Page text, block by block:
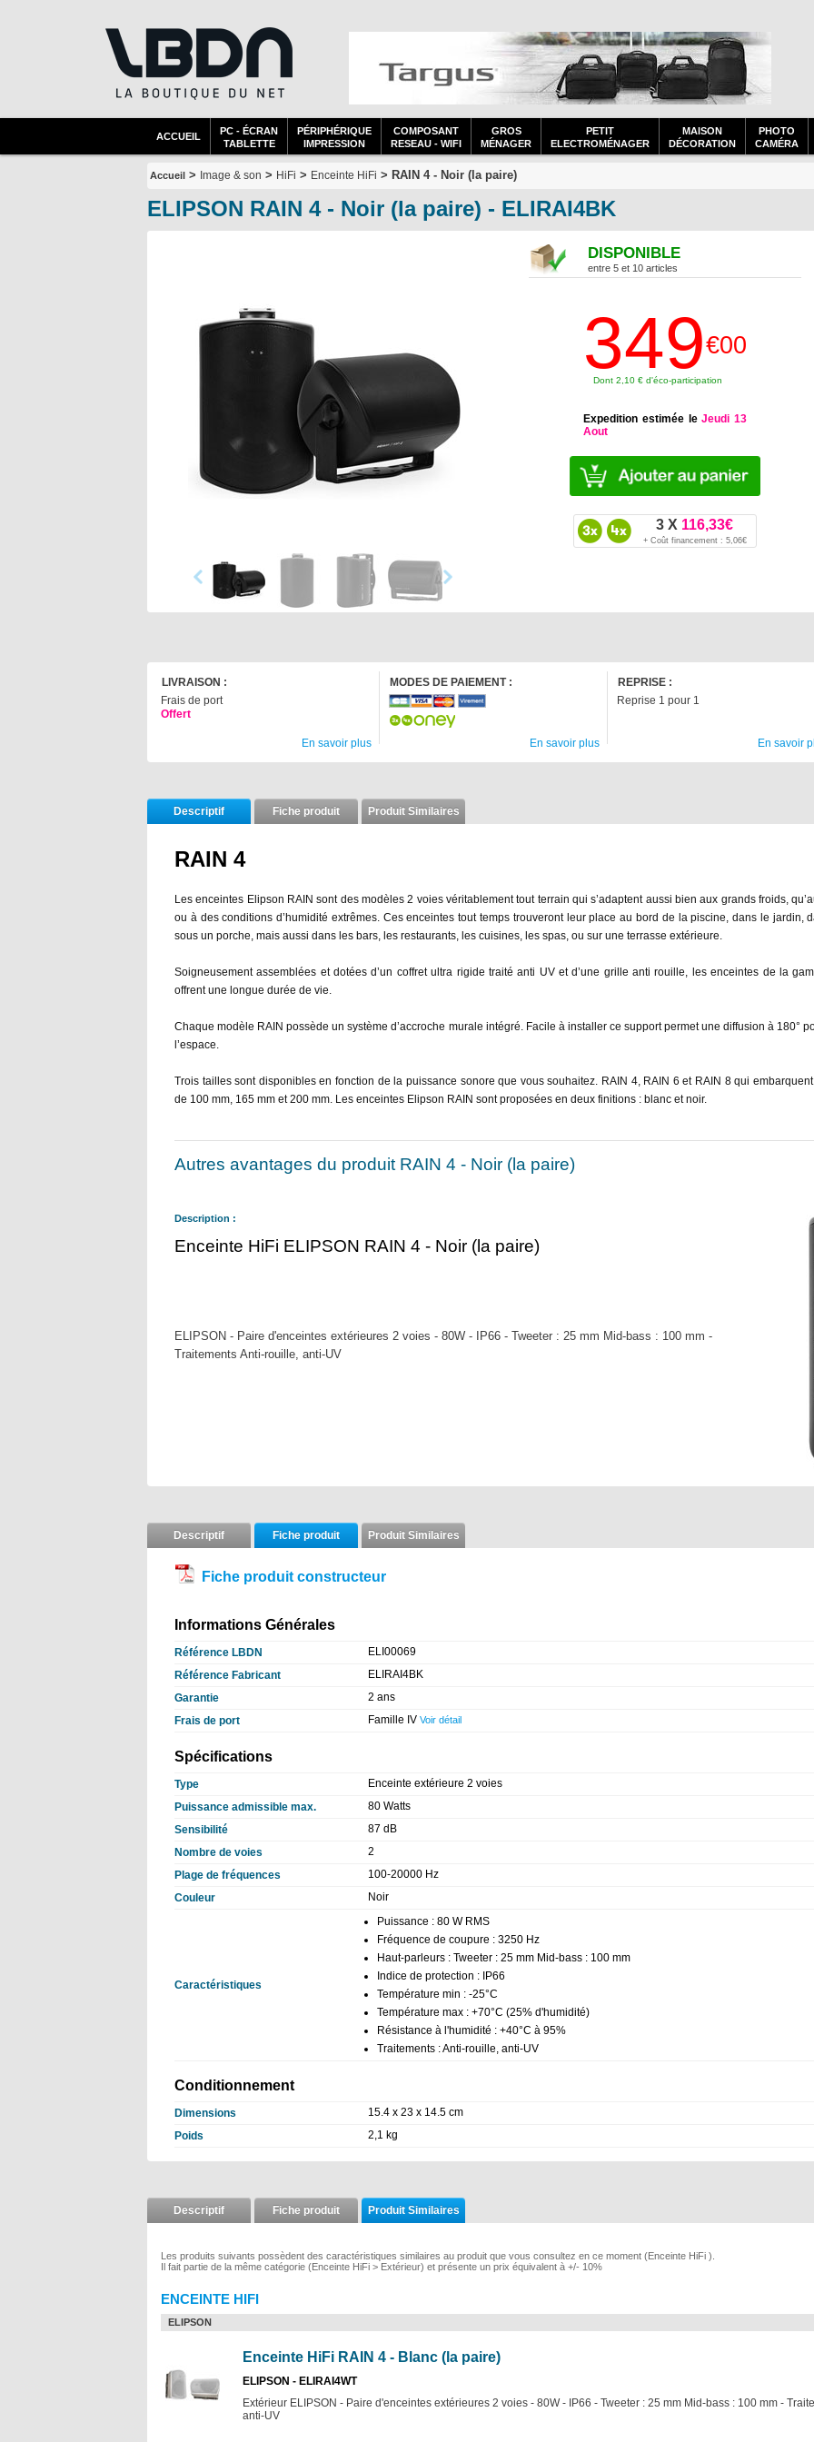
ACCUEIL
PC - ÉCRAN
TABLETTE
PÉRIPHÉRIQUE
IMPRESSION
COMPOSANT
RESEAU - WIFI
GROS
MÉNAGER
PETIT
ELECTROMÉNAGER
MAISON
DÉCORATION
PHOTO
CAMÉRA
Accueil > Image & son > HiFi > Enceinte HiFi > RAIN 4 - Noir (la paire)
ELIPSON RAIN 4 - Noir (la paire) - ELIRAI4BK
DISPONIBLE
entre 5 et 10 articles
349€00
Dont 2,10 € d'éco-participation
Expedition estimée leJeudi 13
Aout
3 X 116,33€
+ Coût financement : 5,06€
LIVRAISON :
Frais de port
Offert
En savoir plus
MODES DE PAIEMENT :
En savoir plus
REPRISE :
Reprise 1 pour 1
En savoir
Descriptif Fiche produit Produit Similaires
RAIN 4
Les enceintes Elipson RAIN sont des modèles 2 voies véritablement tout terrain qui s’adaptent aussi bien aux grands froids,
ou à des conditions d’humidité extrêmes. Ces enceintes tout temps trouveront leur place au bord de la piscine, dans le jardin,
sous un porche, mais aussi dans les bars, les restaurants, les cuisines, les spas, ou sur une terrasse extérieure.
Soigneusement assemblées et dotées d’un coffret ultra rigide traité anti UV et d’une grille anti rouille, les enceintes de la
offrent une longue durée de vie.
Chaque modèle RAIN possède un système d’accroche murale intégré. Facile à installer ce support permet une diffusion à 180°
l’espace.
Trois tailles sont disponibles en fonction de la puissance sonore que vous souhaitez. RAIN 4, RAIN 6 et RAIN 8 qui
de 100 mm, 165 mm et 200 mm. Les enceintes Elipson RAIN sont proposées en deux finitions : blanc et noir.
Autres avantages du produit RAIN 4 - Noir (la paire)
Description :
Enceinte HiFi ELIPSON RAIN 4 - Noir (la paire)
ELIPSON - Paire d'enceintes extérieures 2 voies - 80W - IP66 - Tweeter : 25 mm Mid-bass : 100 mm -
Traitements Anti-rouille, anti-UV
Descriptif Fiche produit Produit Similaires
Fiche produit constructeur
Informations Générales
Référence LBDN
ELI00069
Référence Fabricant
ELIRAI4BK
Garantie
2 ans
Frais de port
Famille IV Voir détail
Spécifications
Type
Enceinte extérieure 2 voies
Puissance admissible max.
80 Watts
Sensibilité
87 dB
Nombre de voies
2
Plage de fréquences
100-20000 Hz
Couleur
Noir
Caractéristiques
Puissance : 80 W RMS
Fréquence de coupure : 3250 Hz
Haut-parleurs : Tweeter : 25 mm Mid-bass : 100 mm
Indice de protection : IP66
Température min : -25°C
Température max : +70°C (25% d'humidité)
Résistance à l'humidité : +40°C à 95%
Traitements : Anti-rouille, anti-UV
Conditionnement
Dimensions
15.4 x 23 x 14.5 cm
Poids
2,1 kg
Descriptif Fiche produit Produit Similaires
Les produits suivants possèdent des caractéristiques similaires au produit que vous consultez en ce moment (Enceinte HiFi ).
Il fait partie de la même catégorie (Enceinte HiFi > Extérieur) et présente un prix équivalent à +/- 10%
ENCEINTE HIFI
ELIPSON
Enceinte HiFi RAIN 4 - Blanc (la paire)
ELIPSON - ELIRAI4WT
Extérieur ELIPSON - Paire d'enceintes extérieures 2 voies - 80W - IP66 - Tweeter : 25 mm Mid-bass : 100 mm -
anti-UV